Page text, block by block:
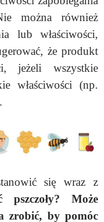
można również
lub właściwości,
że produkt
jeżeli wszystkie
właściwości (np.
się wraz z
Może
zrobić, by pomóc